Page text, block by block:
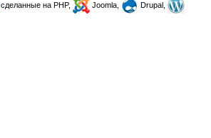
, сделанные на PHP, Joomla,
Drupal,